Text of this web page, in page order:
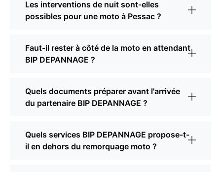
Les interventions de nuit sont-elles
possibles pour une moto à Pessac ?
Faut-il rester à côté de la moto en attendant
BIP DEPANNAGE ?
Quels documents préparer avant l'arrivée
du partenaire BIP DEPANNAGE ?
Quels services BIP DEPANNAGE propose-t-
il en dehors du remorquage moto ?